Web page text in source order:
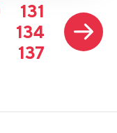
131
134
137